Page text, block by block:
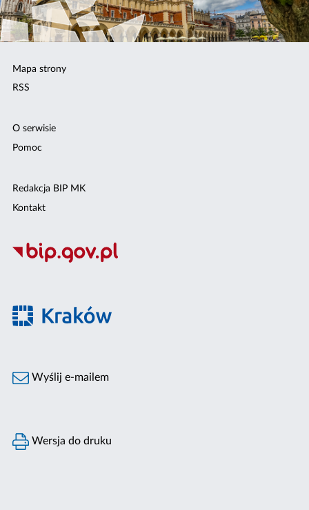
Mapa strony
RSS
O serwisie
Pomoc
Redakcja BIP MK
Kontakt
Wyślij e-mailem
Wersja do druku